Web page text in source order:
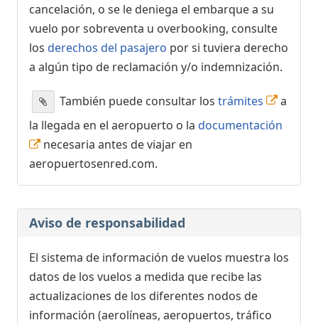
cancelación, o se le deniega el embarque a su
vuelo por sobreventa u overbooking, consulte
los derechos del pasajero por si tuviera derecho
a algún tipo de reclamación y/o indemnización.
También puede consultar los trámites
a
la llegada en el aeropuerto o la documentación
necesaria antes de viajar en
aeropuertosenred.com.
Aviso de responsabilidad
El sistema de información de vuelos muestra los
datos de los vuelos a medida que recibe las
actualizaciones de los diferentes nodos de
información (aerolíneas, aeropuertos, tráfico